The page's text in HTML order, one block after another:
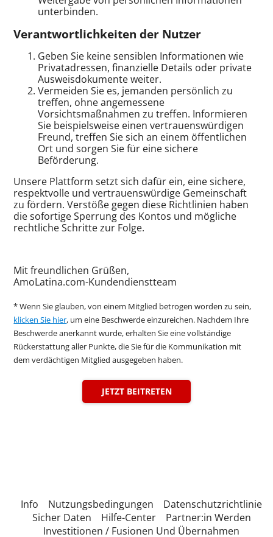
unterbinden.
Verantwortlichkeiten der Nutzer
Geben Sie keine sensiblen Informationen wie
Privatadressen, finanzielle Details oder private
Ausweisdokumente weiter.
Vermeiden Sie es, jemanden persönlich zu
treffen, ohne angemessene
Vorsichtsmaßnahmen zu treffen. Informieren
Sie beispielsweise einen vertrauenswürdigen
Freund, treffen Sie sich an einem öffentlichen
Ort und sorgen Sie für eine sichere
Beförderung.
Unsere Plattform setzt sich dafür ein, eine sichere,
respektvolle und vertrauenswürdige Gemeinschaft
zu fördern. Verstöße gegen diese Richtlinien haben
die sofortige Sperrung des Kontos und mögliche
rechtliche Schritte zur Folge.
Mit freundlichen Grüßen,
AmoLatina.com-Kundendienstteam
* Wenn Sie glauben, von einem Mitglied betrogen worden zu sein,
klicken Sie hier, um eine Beschwerde einzureichen. Nachdem Ihre
Beschwerde anerkannt wurde, erhalten Sie eine vollständige
Rückerstattung aller Punkte, die Sie für die Kommunikation mit
dem verdächtigen Mitglied ausgegeben haben.
JETZT BEITRETEN
Info Nutzungsbedingungen
Datenschutzrichtlinie
Sicher Daten
Hilfe-Center
Partner:in Werden
Investitionen / Fusionen Und Übernahmen